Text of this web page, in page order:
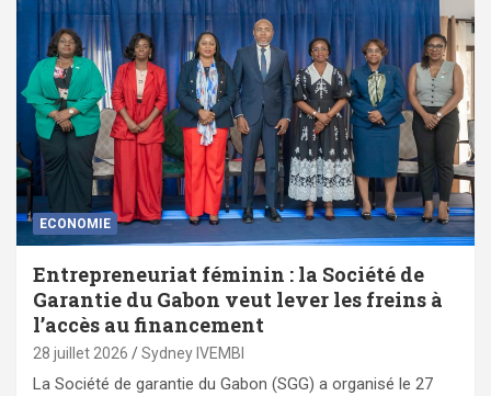
ECONOMIE
Entrepreneuriat féminin : la Société de
Garantie du Gabon veut lever les freins à
l’accès au financement
28 juillet 2026 Sydney IVEMBI
La Société de garantie du Gabon (SGG) a organisé le 27